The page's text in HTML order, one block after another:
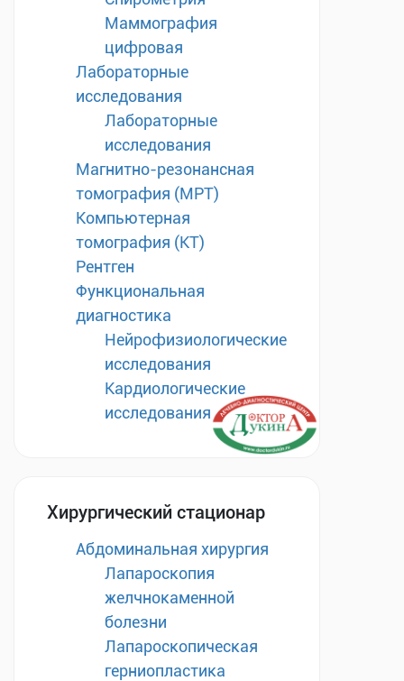
Маммография
цифровая
Лабораторные
исследования
Лабораторные
исследования
Магнитно-резонансная
томография (МРТ)
Компьютерная
томография (КТ)
Рентген
Функциональная
диагностика
Нейрофизиологические
исследования
Кардиологические
исследования
Хирургический стационар
Абдоминальная хирургия
Лапароскопия
желчнокаменной
болезни
Лапароскопическая
герниопластика